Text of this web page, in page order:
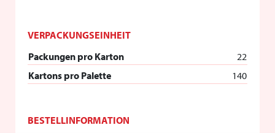
VERPACKUNGSEINHEIT
Packungen pro Karton
22
Kartons pro Palette
140
BESTELLINFORMATION